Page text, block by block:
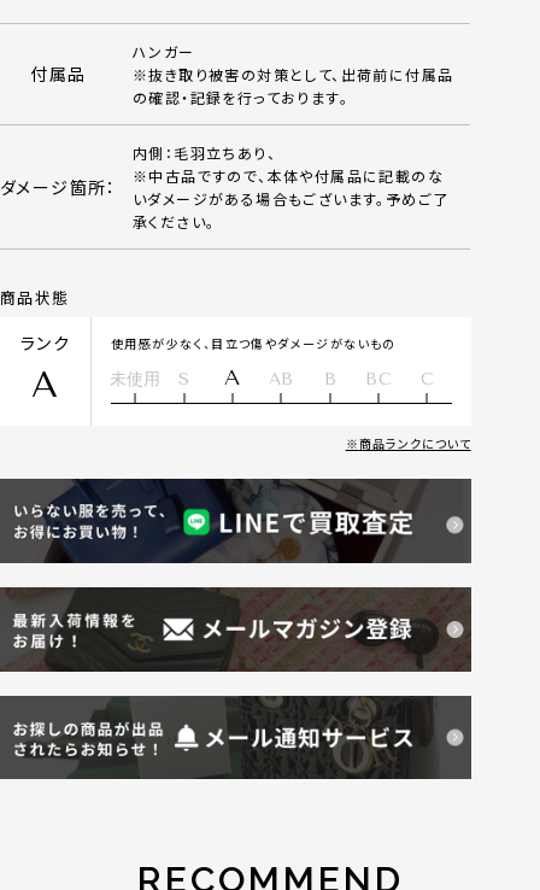
付属品
ハンガー
※抜き取り被害の対策として、出荷前に付属品
の確認・記録を行っております。
ダメージ箇所：
内側：毛羽立ちあり、
※中古品ですので、本体や付属品に記載のな
いダメージがある場合もございます。予めご了
承ください。
商品状態
ランク
A
使用感が少なく、目立つ傷やダメージがないもの
未使用 S A AB B BC C
商品ランクについて
RECOMMEND